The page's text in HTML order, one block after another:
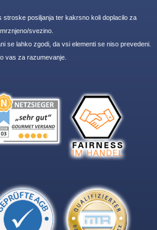
stroske posiljanja ter kakrsno koli doplacilo za
svezino.
se lahko zgodi, da vsi elementi se niso prevedeni.
vas za razumevanje.